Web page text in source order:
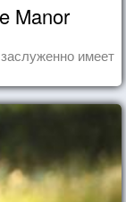
Manor
имеет